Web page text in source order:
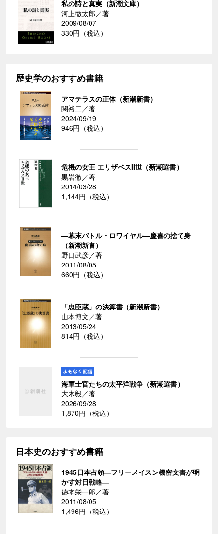
私の詩と真実（新潮文庫）
河上徹太郎／著
2009/08/07
330円（税込）
歴史学のおすすめ書籍
アマテラスの正体（新潮新書）
関裕二／著
2024/09/19
946円（税込）
危機の女王 エリザベスII世（新潮選書）
黒岩徹／著
2014/03/28
1,144円（税込）
―幕末バトル・ロワイヤル―慶喜の捨て身
（新潮新書）
野口武彦／著
2011/08/05
660円（税込）
「忠臣蔵」の決算書（新潮新書）
山本博文／著
2013/05/24
814円（税込）
海軍士官たちの太平洋戦争（新潮選書）
大木毅／著
2026/09/28
1,870円（税込）
日本史のおすすめ書籍
1945日本占領―フリーメイスン機密文書が明
かす対日戦略―
徳本栄一郎／著
2011/08/05
1,496円（税込）